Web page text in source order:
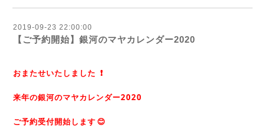
2019-09-23 22:00:00
【ご予約開始】銀河のマヤカレンダー2020
おまたせいたしました ❗️
来年の銀河のマヤカレンダー2020
ご予約受付開始します 😊